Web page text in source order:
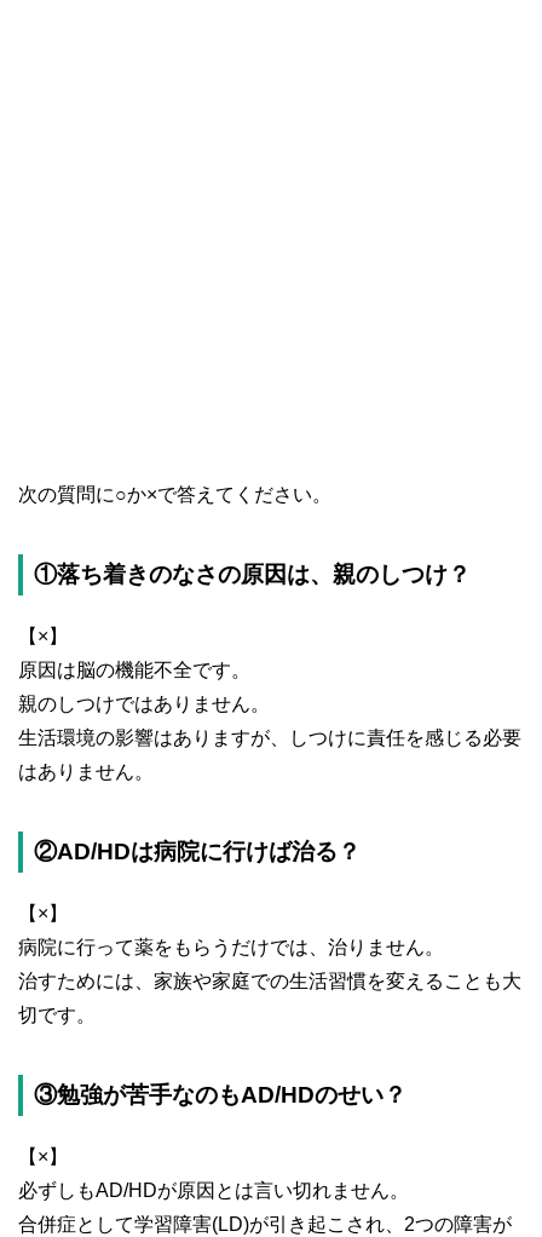
次の質問に○か×で答えてください。
①落ち着きのなさの原因は、親のしつけ？
【×】
原因は脳の機能不全です。
親のしつけではありません。
生活環境の影響はありますが、しつけに責任を感じる必要
はありません。
②AD/HDは病院に行けば治る？
【×】
病院に行って薬をもらうだけでは、治りません。
治すためには、家族や家庭での生活習慣を変えることも大
切です。
③勉強が苦手なのもAD/HDのせい？
【×】
必ずしもAD/HDが原因とは言い切れません。
合併症として学習障害(LD)が引き起こされ、2つの障害が